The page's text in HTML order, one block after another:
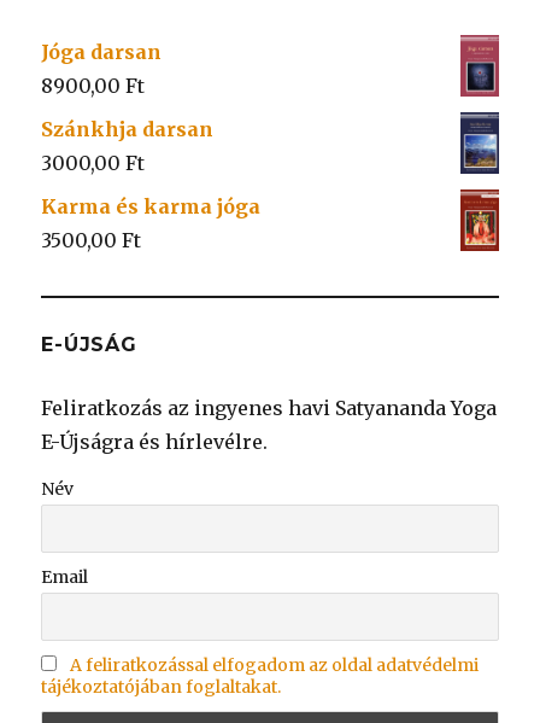
Jóga darsan
8900,00Ft
Szánkhja darsan
3000,00Ft
Karma és karma jóga
3500,00Ft
E-ÚJSÁG
Feliratkozás az ingyenes havi Satyananda Yoga
E-Újságra és hírlevélre.
Név
Email
A feliratkozással elfogadom az oldal adatvédelmi
tájékoztatójában foglaltakat.